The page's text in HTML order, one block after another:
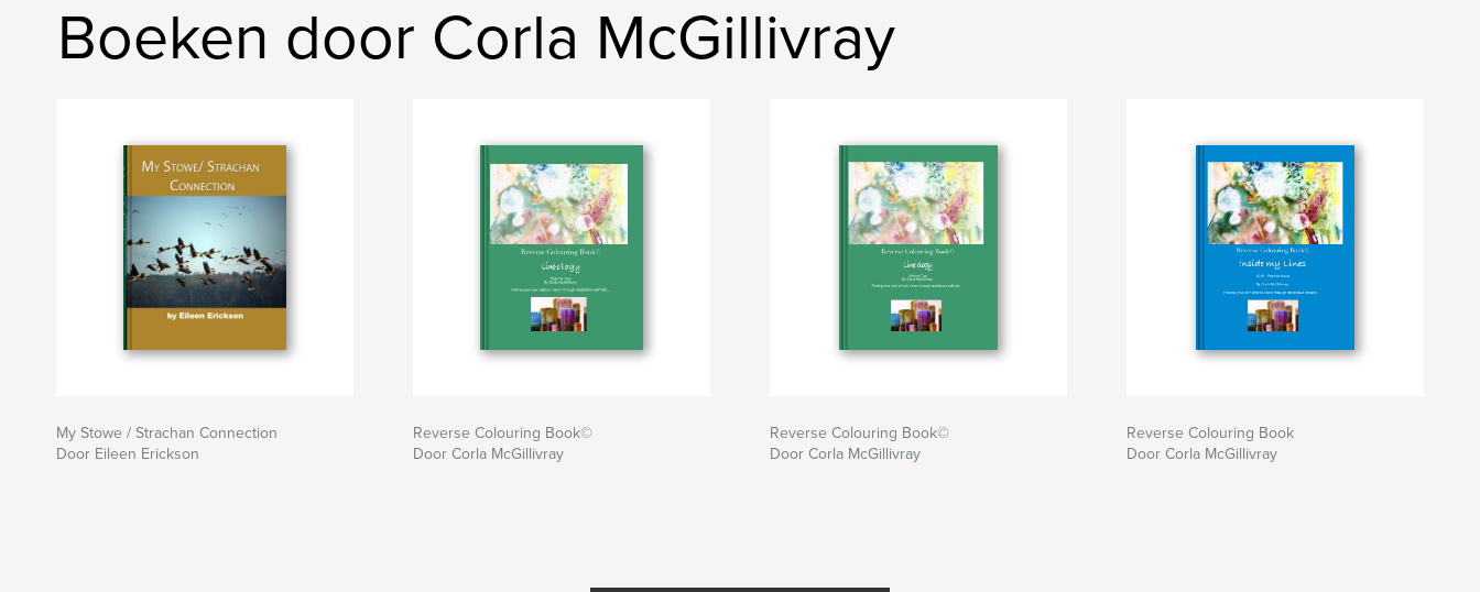
Boeken door Corla McGillivray
My Stowe / Strachan Connection
Door Eileen Erickson
Reverse Colouring Book©
Door Corla McGillivray
Reverse Colouring Book©
Door Corla McGillivray
Reverse Colouring Book
Door Corla McGillivray